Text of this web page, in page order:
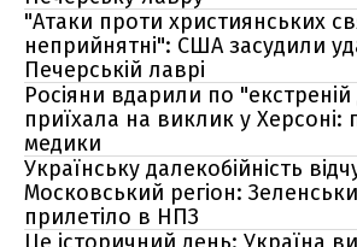
"Атаки проти християнських
неприйнятні": США засудили
Печерській лаврі
Росіяни вдарили по
приїхала на виклик у Херсоні:
медики
Українську далекобійність
Московський регіон:
прилетіло в НПЗ